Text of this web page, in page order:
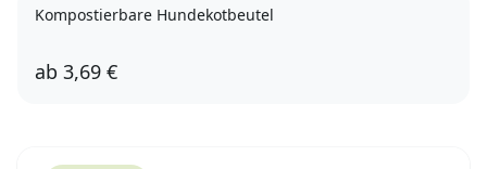
Kompostierbare Hundekotbeutel
ab 3,69 €